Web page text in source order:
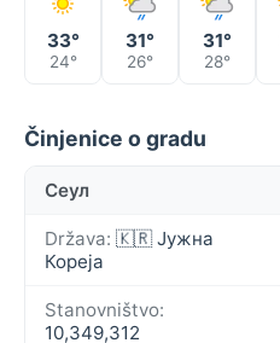
33°
24°
31°
26°
31°
28°
Činjenice o gradu
Сеул
Država: 🇰🇷 Јужна
Кореја
Stanovništvo:
10,349,312